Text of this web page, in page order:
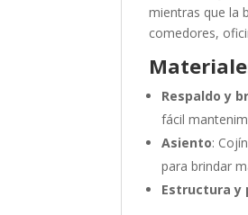
mientras que la
comedores,
Respaldo y
fácil
Asiento:
para brindar
Estructura y